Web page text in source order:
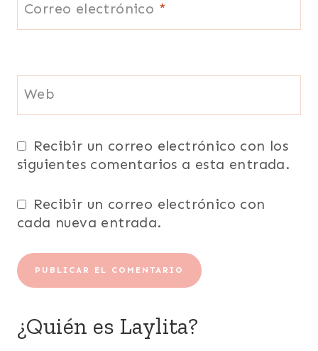
Correo electrónico *
Web
Recibir un correo electrónico con los
siguientes comentarios a esta entrada.
Recibir un correo electrónico con
cada nueva entrada.
¿Quién es Laylita?